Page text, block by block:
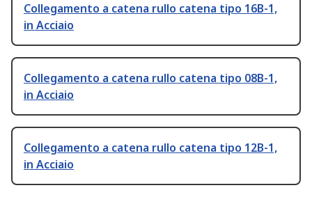
Collegamento a catena rullo catena tipo 16B-1,
in Acciaio
Collegamento a catena rullo catena tipo 08B-1,
in Acciaio
Collegamento a catena rullo catena tipo 12B-1,
in Acciaio